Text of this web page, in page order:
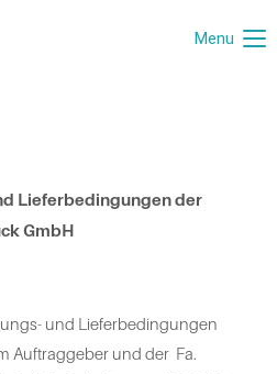
Menu
Lieferbedingungen der
GmbH
und Lieferbedingungen
Auftraggeber und der Fa.